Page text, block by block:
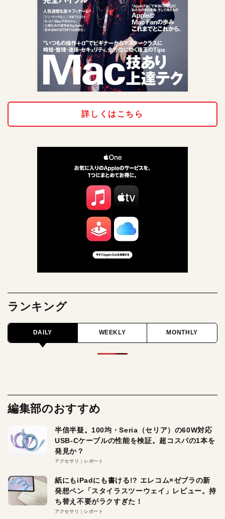
詳しくはこちら
ランキング
DAILY WEEKLY MONTHLY
編集部のおすすめ
半信半疑。100均・Seria（セリア）の60W対応
USB-Cケーブルの性能を検証。超コスパの1本を
発見か？
アクセサリ レポート
紙にもiPadにも書ける!? エレコム×ゼブラの新
発想ペン「スタイラスツーウェイ」レビュー。持
ち替え不要がラクすぎた！
アクセサリ レポート